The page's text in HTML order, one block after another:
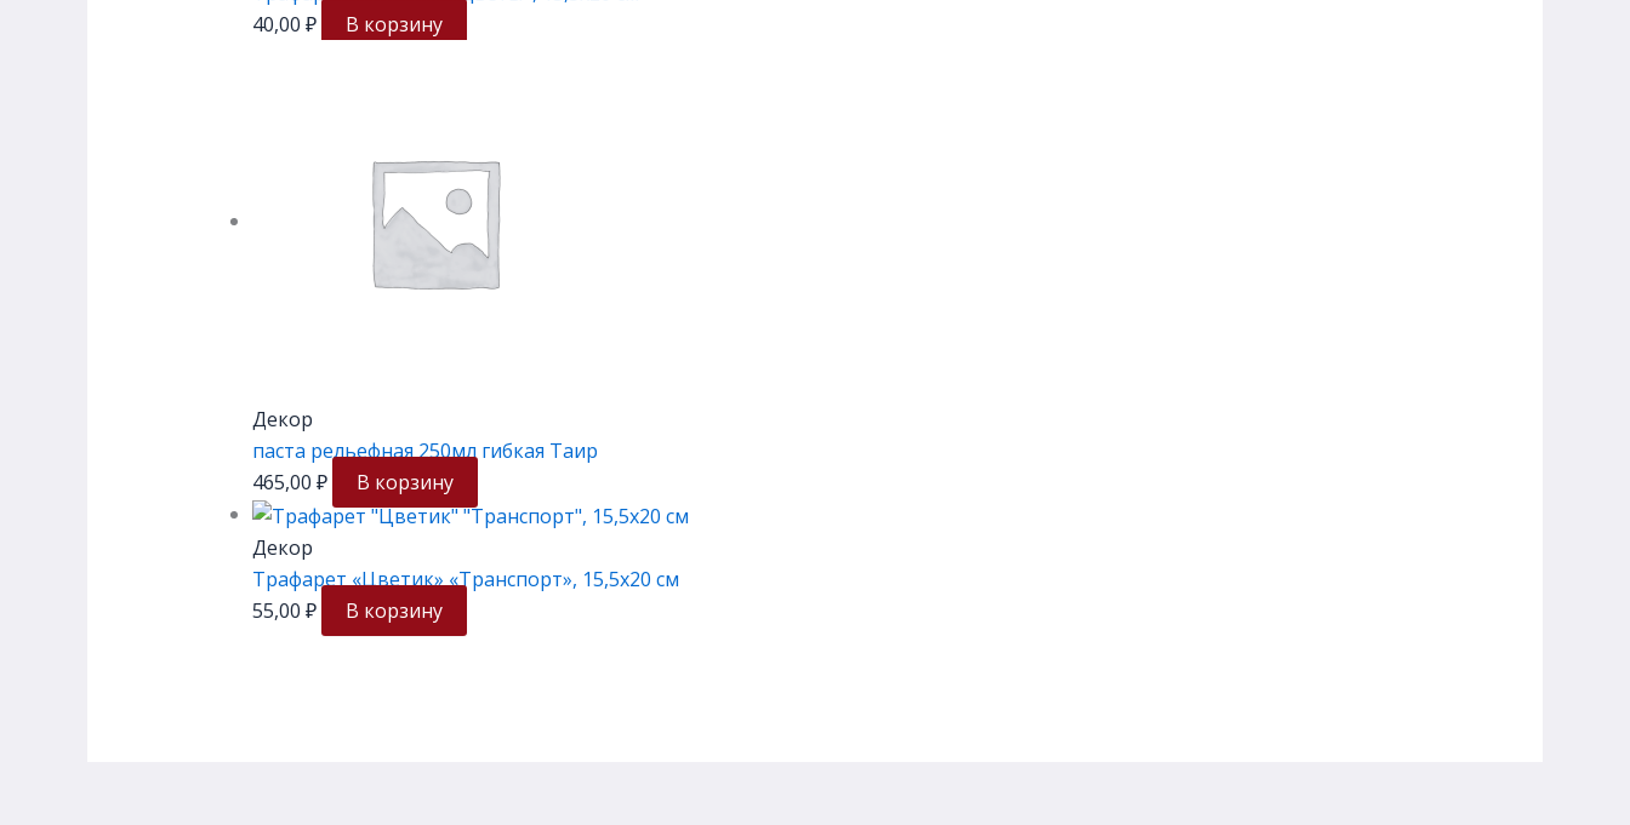
40,00 ₽ В корзину
Декор
паста рельефная 250мл гибкая Таир
465,00 ₽ В корзину
Декор
Трафарет «Цветик» «Транспорт», 15,5х20 см
55,00 ₽ В корзину